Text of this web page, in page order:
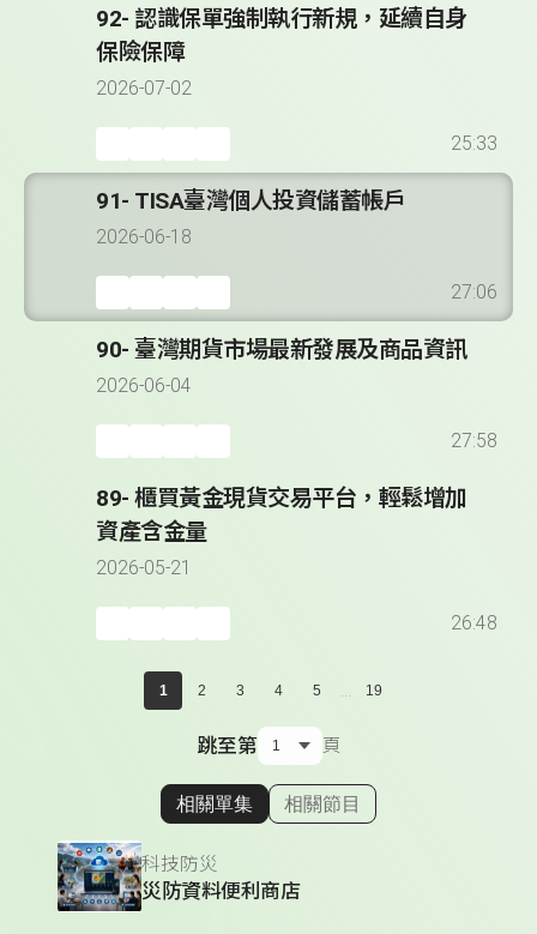
92- 認識保單強制執行新規，延續自身
保險保障
2026-07-02
25:33
91- TISA臺灣個人投資儲蓄帳戶
2026-06-18
27:06
90- 臺灣期貨市場最新發展及商品資訊
2026-06-04
27:58
89- 櫃買黃金現貨交易平台，輕鬆增加
資產含金量
2026-05-21
26:48
1 2 3 4 5 ... 19
跳至第 頁
顯示相關單集
相關單集 相關節目
科技防災
災防資料便利商店